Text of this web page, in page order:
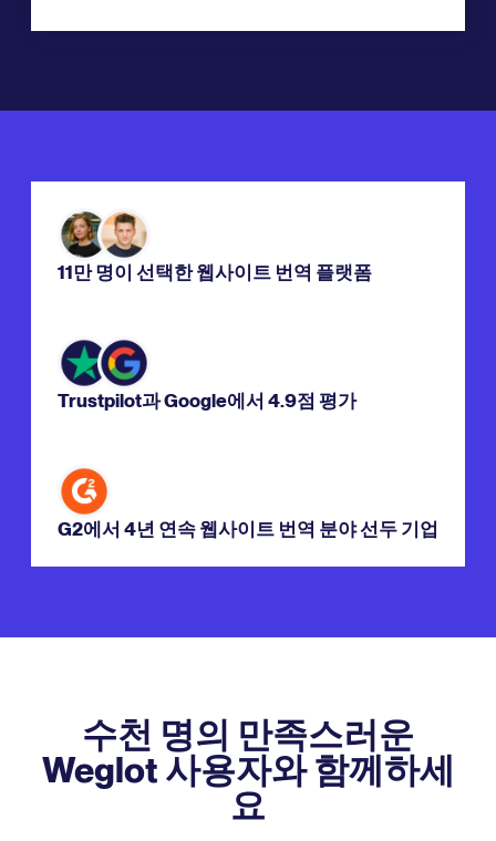
11만 명이 선택한 웹사이트 번역 플랫폼
Trustpilot과 Google에서 4.9점 평가
G2에서 4년 연속 웹사이트 번역 분야 선두 기업
수천 명의 만족스러운
Weglot 사용자와 함께하세
요